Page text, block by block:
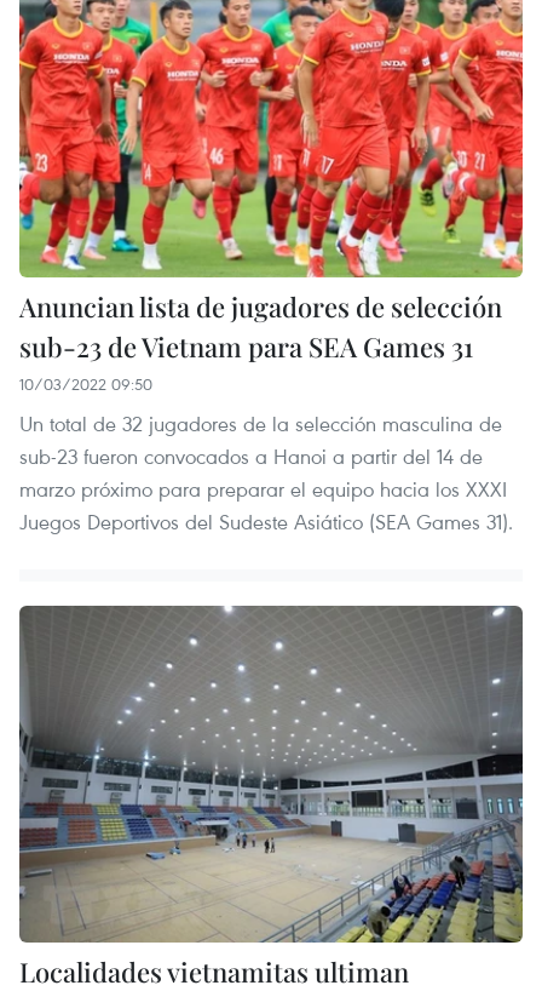
Anuncian lista de jugadores de selección
sub-23 de Vietnam para SEA Games 31
10/03/2022 09:50
Un total de 32 jugadores de la selección masculina de
sub-23 fueron convocados a Hanoi a partir del 14 de
marzo próximo para preparar el equipo hacia los XXXI
Juegos Deportivos del Sudeste Asiático (SEA Games 31).
Localidades vietnamitas ultiman